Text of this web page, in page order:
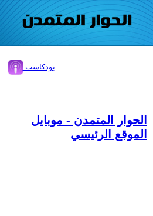
بودكاست
الحوار المتمدن - موبايل
الموقع الرئيسي